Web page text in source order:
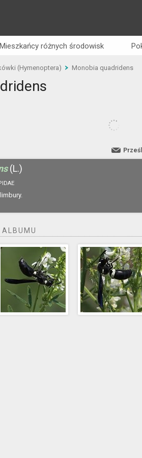
Mieszkańcy różnych środowisk
(Hymenoptera) Monobia quadridens
(L.)